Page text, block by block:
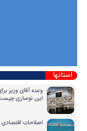
استانها
وعده آقای وزیر
این نوسازی
اصلاحاتِ اقتصادی